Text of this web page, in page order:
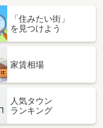
「住みたい街」
を見つけよう
家賃相場
人気タウン
ランキング